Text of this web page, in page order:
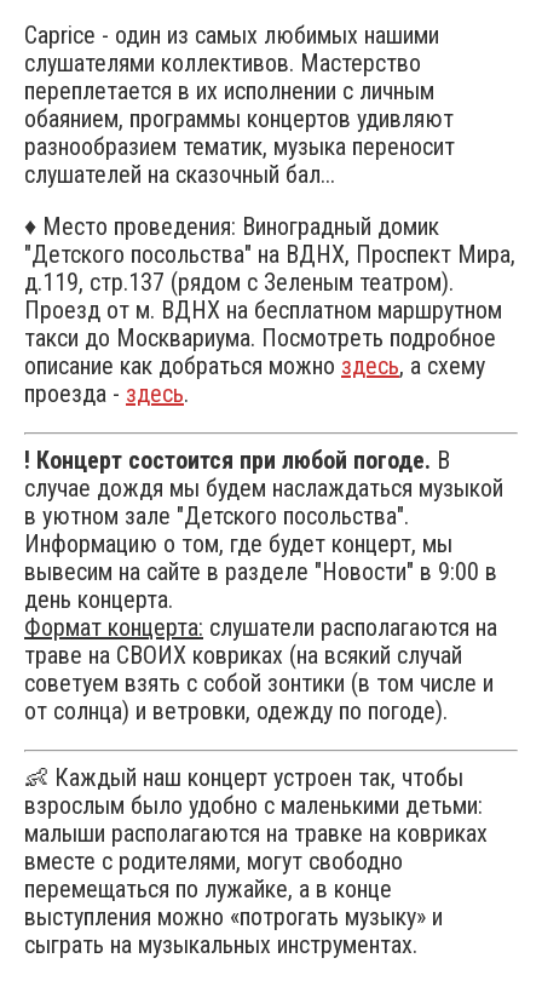
Caprice - один из самых любимых нашими
слушателями коллективов. Мастерство
переплетается в их исполнении с личным
обаянием, программы концертов удивляют
разнообразием тематик, музыка переносит
слушателей на сказочный бал...
♦ Место проведения: Виноградный домик
"Детского посольства" на ВДНХ, Проспект Мира,
д.119, стр.137 (рядом с Зеленым театром).
Проезд от м. ВДНХ на бесплатном маршрутном
такси до Москвариума. Посмотреть подробное
описание как добраться можно здесь, а схему
проезда - здесь.
! Концерт состоится при любой погоде. В
случае дождя мы будем наслаждаться музыкой
в уютном зале "Детского посольства".
Информацию о том, где будет концерт, мы
вывесим на сайте в разделе "Новости" в 9:00 в
день концерта.
Формат концерта: слушатели располагаются на
траве на СВОИХ ковриках (на всякий случай
советуем взять с собой зонтики (в том числе и
от солнца) и ветровки, одежду по погоде).
👶 Каждый наш концерт устроен так, чтобы
взрослым было удобно с маленькими детьми:
малыши располагаются на травке на ковриках
вместе с родителями, могут свободно
перемещаться по лужайке, а в конце
выступления можно «потрогать музыку» и
сыграть на музыкальных инструментах.